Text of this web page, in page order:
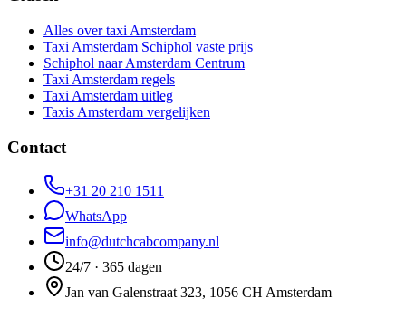
Alles over taxi Amsterdam
Taxi Amsterdam Schiphol vaste prijs
Schiphol naar Amsterdam Centrum
Taxi Amsterdam regels
Taxi Amsterdam uitleg
Taxis Amsterdam vergelijken
Contact
+31 20 210 1511
WhatsApp
info@dutchcabcompany.nl
24/7 · 365 dagen
Jan van Galenstraat 323, 1056 CH Amsterdam